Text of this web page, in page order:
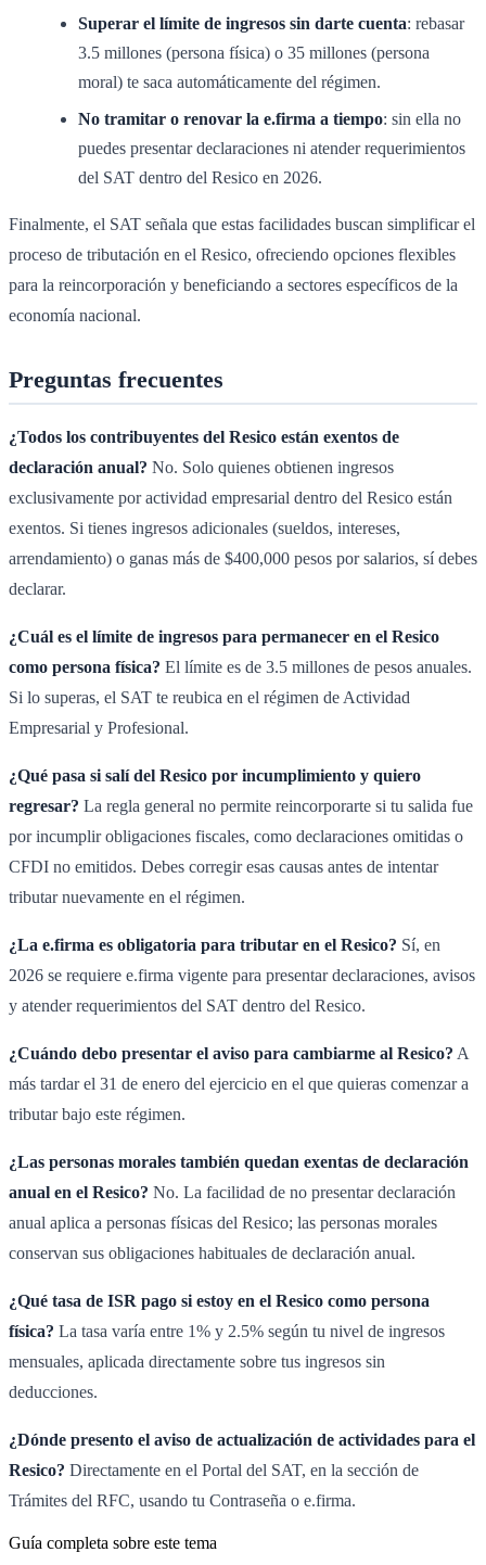
Superar el límite de ingresos sin darte cuenta: rebasar
3.5 millones (persona física) o 35 millones (persona
moral) te saca automáticamente del régimen.
No tramitar o renovar la e.firma a tiempo: sin ella no
puedes presentar declaraciones ni atender requerimientos
del SAT dentro del Resico en 2026.
Finalmente, el SAT señala que estas facilidades buscan simplificar el
proceso de tributación en el Resico, ofreciendo opciones flexibles
para la reincorporación y beneficiando a sectores específicos de la
economía nacional.
Preguntas frecuentes
¿Todos los contribuyentes del Resico están exentos de
declaración anual? No. Solo quienes obtienen ingresos
exclusivamente por actividad empresarial dentro del Resico están
exentos. Si tienes ingresos adicionales (sueldos, intereses,
arrendamiento) o ganas más de $400,000 pesos por salarios, sí debes
declarar.
¿Cuál es el límite de ingresos para permanecer en el Resico
como persona física? El límite es de 3.5 millones de pesos anuales.
Si lo superas, el SAT te reubica en el régimen de Actividad
Empresarial y Profesional.
¿Qué pasa si salí del Resico por incumplimiento y quiero
regresar? La regla general no permite reincorporarte si tu salida fue
por incumplir obligaciones fiscales, como declaraciones omitidas o
CFDI no emitidos. Debes corregir esas causas antes de intentar
tributar nuevamente en el régimen.
¿La e.firma es obligatoria para tributar en el Resico? Sí, en
2026 se requiere e.firma vigente para presentar declaraciones, avisos
y atender requerimientos del SAT dentro del Resico.
¿Cuándo debo presentar el aviso para cambiarme al Resico? A
más tardar el 31 de enero del ejercicio en el que quieras comenzar a
tributar bajo este régimen.
¿Las personas morales también quedan exentas de declaración
anual en el Resico? No. La facilidad de no presentar declaración
anual aplica a personas físicas del Resico; las personas morales
conservan sus obligaciones habituales de declaración anual.
¿Qué tasa de ISR pago si estoy en el Resico como persona
física? La tasa varía entre 1% y 2.5% según tu nivel de ingresos
mensuales, aplicada directamente sobre tus ingresos sin
deducciones.
¿Dónde presento el aviso de actualización de actividades para el
Resico? Directamente en el Portal del SAT, en la sección de
Trámites del RFC, usando tu Contraseña o e.firma.
Guía completa sobre este tema